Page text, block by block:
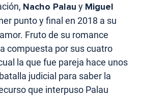
Nacho Palau y Miguel
punto y final en 2018 a su
Fruto de su romance
compuesta por sus cuatro
la que fue pareja hace unos
judicial para saber la
que interpuso Palau